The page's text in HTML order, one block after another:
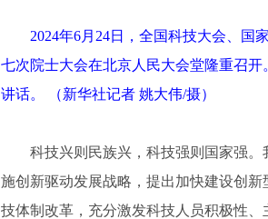
2024年6月24日，全国科技大会、国
七次院士大会在北京人民大会堂隆重召
讲话。 （新华社记者 姚大伟/摄）
科技兴则民族兴，科技强则国家强。
施创新驱动发展战略，提出加快建设创
技体制改革，充分激发科技人员积极性